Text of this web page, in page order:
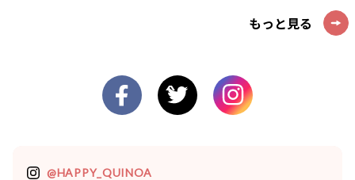
もっと見る
@HAPPY_QUINOA